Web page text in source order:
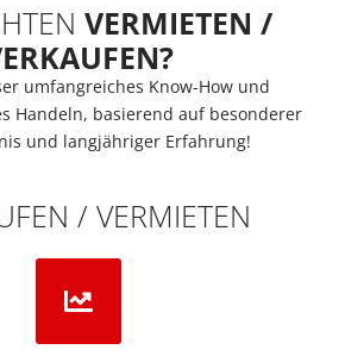
VERMIETEN /
umfangreiches Know-How und
Handeln, basierend auf besonderer
und langjähriger Erfahrung!
/ VERMIETEN